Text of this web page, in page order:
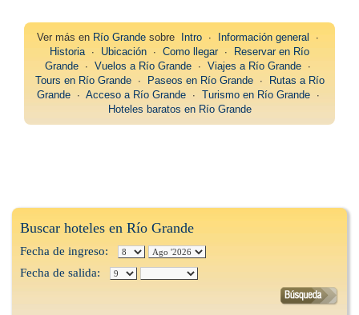
Ver más en Río Grande sobre Intro ∙ Información general
∙
Historia∙ Ubicación ∙ Como llegar∙
Reservar en Río
Grande ∙ Vuelos a Río Grande ∙ Viajes a Río Grande ∙
Tours en Río Grande∙ Paseos en Río Grande∙
Rutas a Río
Grande∙ Acceso a Río Grande∙ Turismo en Río Grande∙
Hoteles baratos en Río Grande
Buscar hoteles en Río Grande
Fecha de ingreso:
Fecha de salida: